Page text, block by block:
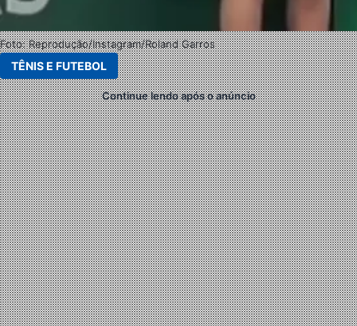
Foto: Reprodução/Instagram/Roland Garros
TÊNIS E FUTEBOL
Continue lendo após o anúncio